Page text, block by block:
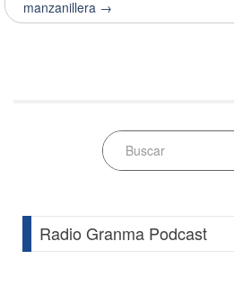
manzanillera →
Radio Granma Podcast